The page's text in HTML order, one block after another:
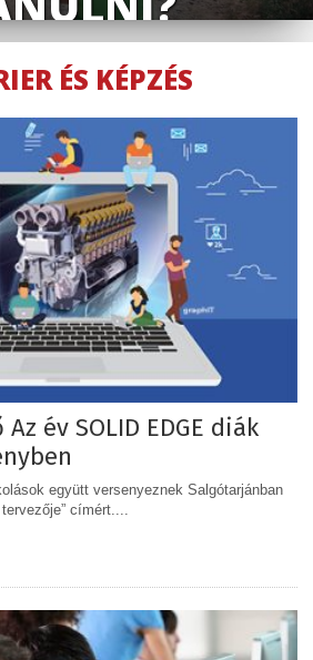
problémák helyett ma már a
a fejlődés legfőbb gátját. Ahhoz, hogy egy
vállalat...
ÉS KÉPZÉS
év SOLID EDGE diák
együtt versenyeznek Salgótarjánban
címért....